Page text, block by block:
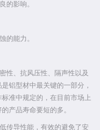
的影响。
的能力。
性、抗风压性、隔声性以及
铝型材中最关键的一部分，
准中规定的，在目前市场上
产品寿命要短的多。
传导性能，有效的避免了安